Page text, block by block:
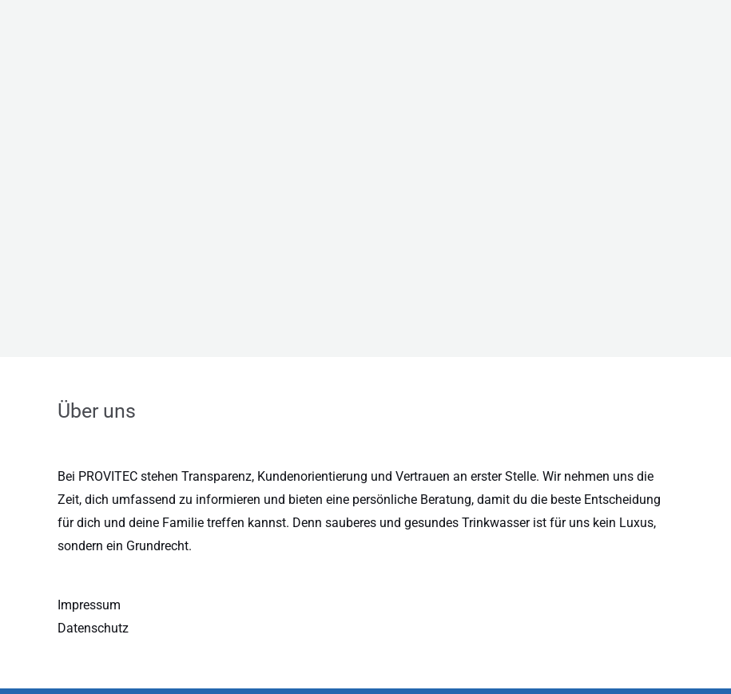
Über uns
Bei PROVITEC stehen Transparenz, Kundenorientierung und Vertrauen an erster Stelle. Wir nehmen uns die
Zeit, dich umfassend zu informieren und bieten eine persönliche Beratung, damit du die beste Entscheidung
für dich und deine Familie treffen kannst. Denn sauberes und gesundes Trinkwasser ist für uns kein Luxus,
sondern ein Grundrecht.
Impressum
Datenschutz